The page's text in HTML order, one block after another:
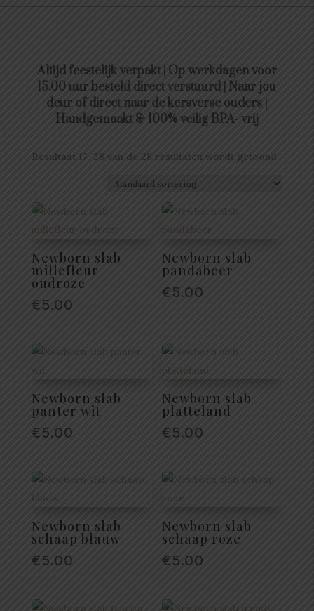
Altijd feestelijk verpakt | Op werkdagen voor
15.00 uur besteld direct verstuurd | Naar jou
deur of direct naar de kersverse ouders |
Handgemaakt & 100% veilig BPA- vrij
Resultaat 17–28 van de 28 resultaten wordt getoond
Newborn slab
millefleur
oudroze
€5.00
Newborn slab
pandabeer
€5.00
Newborn slab
panter wit
€5.00
Newborn slab
platteland
€5.00
Newborn slab
schaap blauw
€5.00
Newborn slab
schaap roze
€5.00